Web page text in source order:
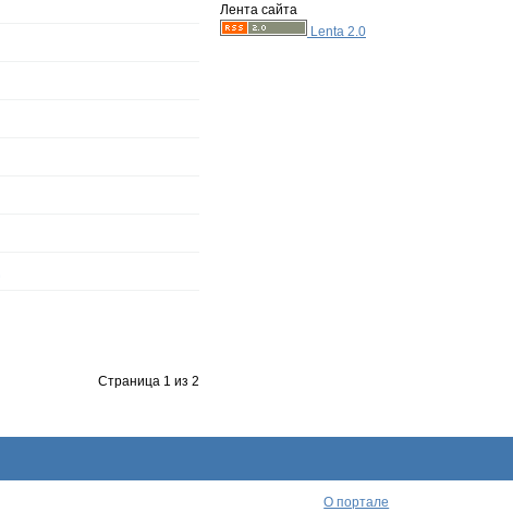
Страница 1 из 2
Лента сайта
Lenta 2.0
О портале